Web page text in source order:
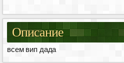
Описание
всем вип дада